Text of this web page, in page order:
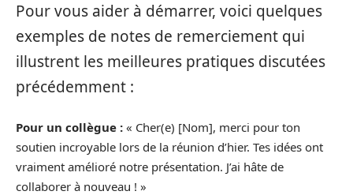
Pour vous aider à démarrer, voici quelques
exemples de notes de remerciement qui
illustrent les meilleures pratiques discutées
précédemment :
Pour un collègue : « Cher(e) [Nom], merci pour ton
soutien incroyable lors de la réunion d’hier. Tes idées ont
vraiment amélioré notre présentation. J’ai hâte de
collaborer à nouveau ! »